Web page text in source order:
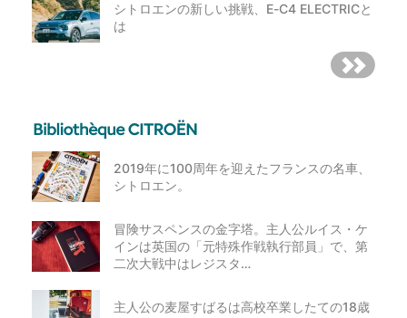
シトロエンの新しい挑戦、E-C4 ELECTRICと
は
2019年に100周年を迎えたフランスの名車、
シトロエン。
冒険サスペンスの金字塔。主人公ルイス・ケ
インは英国の「元特殊作戦執行部員」で、第
二次大戦中はレジスタ…
主人公の麦屋すばるは高校卒業したての18歳